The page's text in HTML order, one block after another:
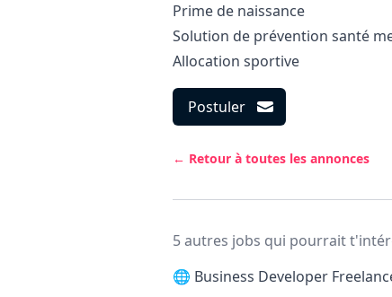
Prime de naissance
Solution de prévention santé
Allocation sportive
Postuler
← Retour à toutes les annonces
5 autres jobs qui pourrait
🌐 Business Developer